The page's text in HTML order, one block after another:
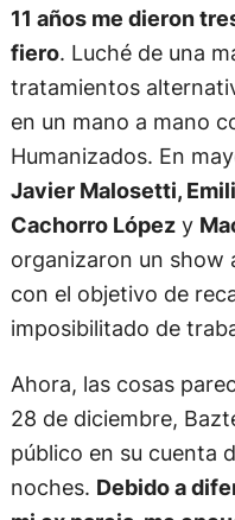
11 años me dieron
fiero. Luché de una
tratamientos
en un mano a mano
Humanizados. En
Javier Malosetti,
Cachorro Lópezy
organizaron un show
con el objetivo de
imposibilitado de
Ahora, las cosas
28 de diciembre,
público en su cuenta
noches. Debido a